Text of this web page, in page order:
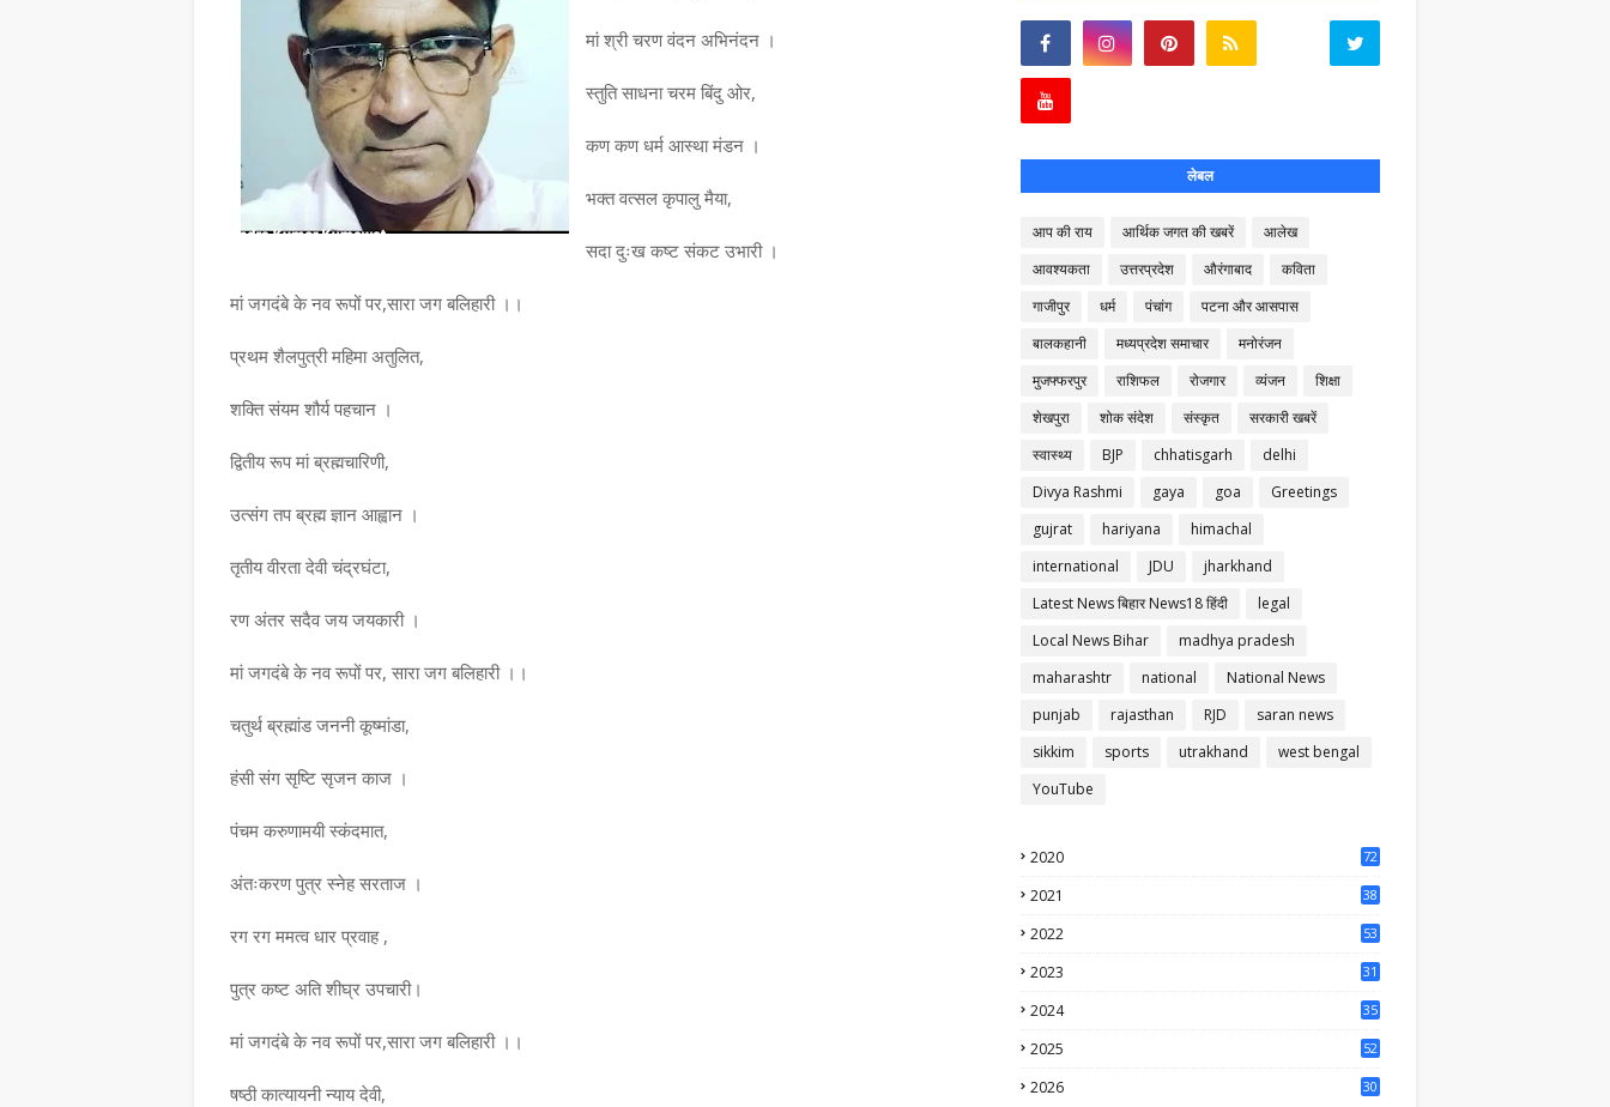
मां श्री चरण वंदन अभिनंदन ।
स्तुति साधना चरम बिंदु ओर,
कण कण धर्म आस्था मंडन ।
भक्त वत्सल कृपालु मैया,
सदा दुःख कष्ट संकट उभारी ।
मां जगदंबे के नव रूपों पर,सारा जग बलिहारी ।।
प्रथम शैलपुत्री महिमा अतुलित,
शक्ति संयम शौर्य पहचान ।
द्वितीय रूप मां ब्रह्मचारिणी,
उत्संग तप ब्रह्म ज्ञान आह्वान ।
तृतीय वीरता देवी चंद्रघंटा,
रण अंतर सदैव जय जयकारी ।
मां जगदंबे के नव रूपों पर, सारा जग बलिहारी ।।
चतुर्थ ब्रह्मांड जननी कूष्मांडा,
हंसी संग सृष्टि सृजन काज ।
पंचम करुणामयी स्कंदमात,
अंतःकरण पुत्र स्नेह सरताज ।
रग रग ममत्व धार प्रवाह ,
पुत्र कष्ट अति शीघ्र उपचारी।
मां जगदंबे के नव रूपों पर,सारा जग बलिहारी ।।
षष्ठी कात्यायनी न्याय देवी,
लेबल
आप की राय आर्थिक जगत की खबरें
आलेख
आवश्यकता
उत्तरप्रदेश औरंगाबाद
कविता
गाजीपुर
धर्म पंचांग
पटना और आसपास
बालकहानी
मध्यप्रदेश समाचार
मनोरंजन
मुजफ्फरपुर
राशिफल रोजगार व्यंजन
शिक्षा
शेखपुरा
शोक संदेश संस्कृत
सरकारी खबरें
स्वास्थ्य
BJP chhatisgarh
delhi
Divya Rashmi
gaya goa
Greetings
gujrat
hariyana
himachal
international
JDU
jharkhand
Latest News बिहार News18 हिंदी
legal
Local News Bihar
madhya pradesh
maharashtr
national
National News
punjab
rajasthan RJD
saran news
sikkim
sports utrakhand
west bengal
YouTube
2020
72
2021
38
2022
53
2023
31
2024
35
2025
52
2026
30